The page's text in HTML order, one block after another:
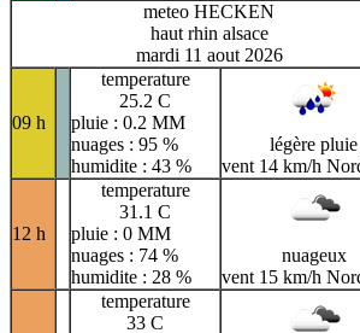
meteo HECKEN
haut rhin alsace
mardi 11 aout 2026
09 h
temperature
25.2 C
pluie : 0.2 MM
nuages : 95 %
humidite : 43 %
légère pluie
vent 14 km/h
12 h
temperature
31.1 C
pluie : 0 MM
nuages : 74 %
humidite : 28 %
nuageux
vent 15 km/h
temperature
33 C